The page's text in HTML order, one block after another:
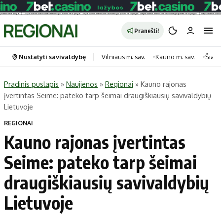
Pranešti!
Portalas
Naujausi
Regionai
Lietuva
Pasaulis
Politika
Kategorijos
Horoskopai
Laisvalaikis
Sveikata
Nustatyti savivaldybę Vilniaus m. sav. Kauno m. sav.
Pradinis puslapis » Naujienos » Regionai » Kauno rajonas
įvertintas Seime: pateko tarp šeimai draugiškiausių savivaldybių
Lietuvoje
REGIONAI
Kauno rajonas įvertintas
Seime: pateko tarp šeimai
draugiškiausių savivaldybių
Lietuvoje